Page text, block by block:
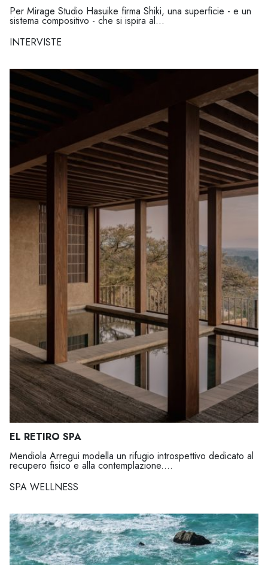
Per Mirage Studio Hasuike firma Shiki, una superficie - e un
sistema compositivo - che si ispira al...
INTERVISTE
EL RETIRO SPA
Mendiola Arregui modella un rifugio introspettivo dedicato al
recupero fisico e alla contemplazione....
SPA WELLNESS